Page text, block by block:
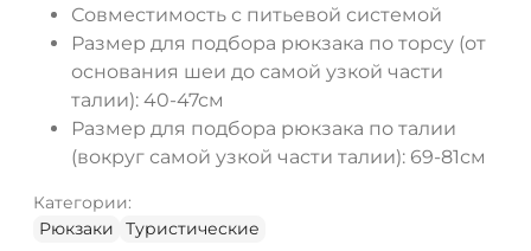
Совместимость с питьевой системой
Размер для подбора рюкзака по торсу (от
основания шеи до самой узкой части
талии): 40-47см
Размер для подбора рюкзака по талии
(вокруг самой узкой части талии): 69-81см
Категории:
Рюкзаки
Туристические